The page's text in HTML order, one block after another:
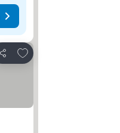
Teilen
Zu Favoriten hinzufügen